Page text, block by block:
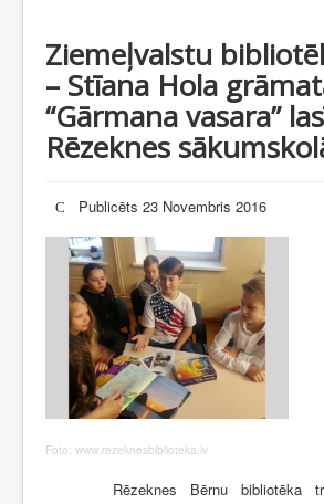
Ziemeļvalstu
– Stīana Hola
“Gārmana vasara”
Rēzeknes
Publicēts 23 Novembris 2016
Foto: www.rezeknesbiblioteka.lv
Rēzeknes Bērnu bibliotēka